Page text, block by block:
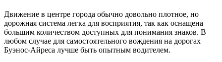
Движение в центре города обычно довольно плотное, но
дорожная система легка для восприятия, так как оснащена
большим количеством доступных для понимания знаков. В
любом случае для самостоятельного вождения на дорогах
Буэнос-Айреса лучше быть опытным водителем.